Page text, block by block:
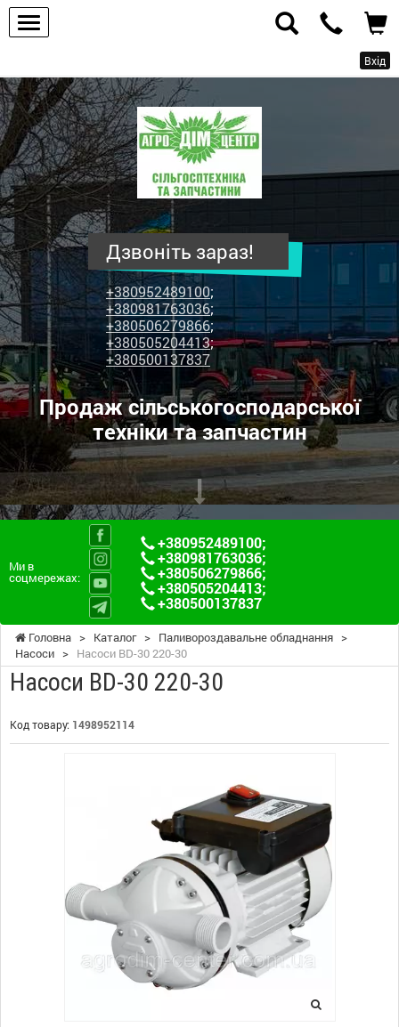
Вхід
ПП
"Агродім-
центр"
-
продаж
сільськогосподарської
техніки
та
запчастин
Дзвоніть зараз!
+380952489100;
+380981763036;
+380506279866;
+380505204413;
+380500137837
Продаж сільськогосподарської
техніки та запчастин
Ми в
соцмережах:
+380952489100;
+380981763036;
+380506279866;
+380505204413;
+380500137837
Головна > Каталог > Паливороздавальне обладнання >
Насоси > Насоси BD-30 220-30
Насоси BD-30 220-30
Код товару: 1498952114